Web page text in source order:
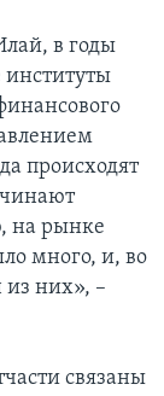
в годы
происходят
на рынке
много, и, во
из них», –
связаны